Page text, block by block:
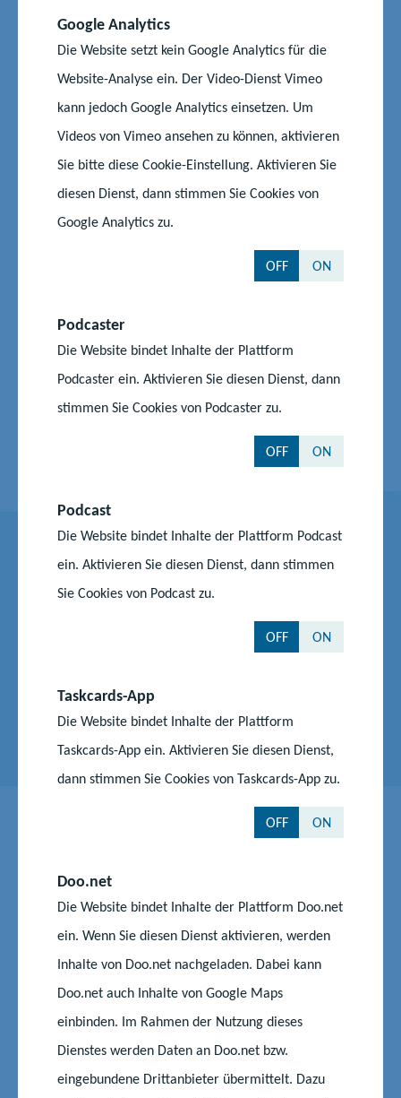
Google Analytics
Die Website setzt kein Google Analytics für die
Website-Analyse ein. Der Video-Dienst Vimeo
kann jedoch Google Analytics einsetzen. Um
Videos von Vimeo ansehen zu können, aktivieren
Sie bitte diese Cookie-Einstellung. Aktivieren Sie
diesen Dienst, dann stimmen Sie Cookies von
Google Analytics zu.
OFF ON
Podcaster
Die Website bindet Inhalte der Plattform
Podcaster ein. Aktivieren Sie diesen Dienst, dann
stimmen Sie Cookies von Podcaster zu.
OFF ON
Podcast
Die Website bindet Inhalte der Plattform Podcast
ein. Aktivieren Sie diesen Dienst, dann stimmen
Sie Cookies von Podcast zu.
OFF ON
Taskcards-App
Die Website bindet Inhalte der Plattform
Taskcards-App ein. Aktivieren Sie diesen Dienst,
dann stimmen Sie Cookies von Taskcards-App zu.
OFF ON
Doo.net
Die Website bindet Inhalte der Plattform Doo.net
ein. Wenn Sie diesen Dienst aktivieren, werden
Inhalte von Doo.net nachgeladen. Dabei kann
Doo.net auch Inhalte von Google Maps
einbinden. Im Rahmen der Nutzung dieses
Dienstes werden Daten an Doo.net bzw.
eingebundene Drittanbieter übermittelt. Dazu
Müssen Eltern einen Antrag auf
Müssen Eltern weiterhin die
Müssen Eltern für eine 24-Stunden-Kita
zahlen?
wenn Eltern ihr Kind in Mecklenburg-
Vorpommern aber außerhalb der
zuständigen Landkreises bzw. der
kreisfreien Stadt fördern lassen?
Key Facts Kindertagesförderung
PDF, 4 MB
Broschüre Kitaplatz für unser Kind 2018
PDF, 5 MB
Weiterführende Themen
Kindertageseinrichtungen
Kindertagespflege